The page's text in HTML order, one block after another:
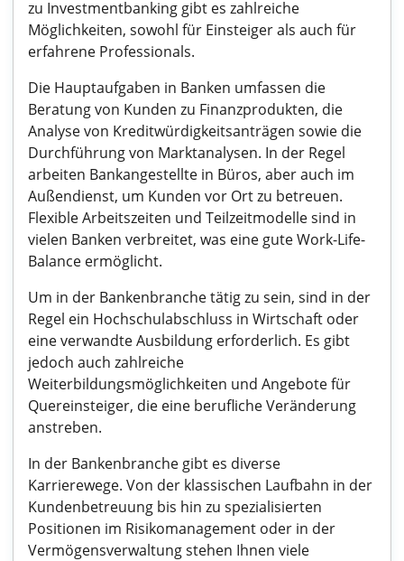
zu Investmentbanking gibt es zahlreiche
Möglichkeiten, sowohl für Einsteiger als auch für
erfahrene Professionals.
Die Hauptaufgaben in Banken umfassen die
Beratung von Kunden zu Finanzprodukten, die
Analyse von Kreditwürdigkeitsanträgen sowie die
Durchführung von Marktanalysen. In der Regel
arbeiten Bankangestellte in Büros, aber auch im
Außendienst, um Kunden vor Ort zu betreuen.
Flexible Arbeitszeiten und Teilzeitmodelle sind in
vielen Banken verbreitet, was eine gute Work-Life-
Balance ermöglicht.
Um in der Bankenbranche tätig zu sein, sind in der
Regel ein Hochschulabschluss in Wirtschaft oder
eine verwandte Ausbildung erforderlich. Es gibt
jedoch auch zahlreiche
Weiterbildungsmöglichkeiten und Angebote für
Quereinsteiger, die eine berufliche Veränderung
anstreben.
In der Bankenbranche gibt es diverse
Karrierewege. Von der klassischen Laufbahn in der
Kundenbetreuung bis hin zu spezialisierten
Positionen im Risikomanagement oder in der
Vermögensverwaltung stehen Ihnen viele